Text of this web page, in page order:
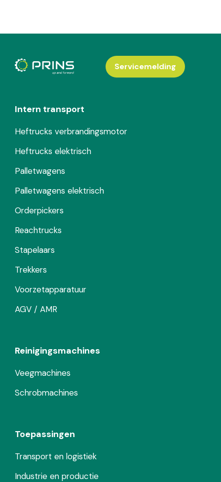
Intern transport
Heftrucks verbrandingsmotor
Heftrucks elektrisch
Palletwagens
Palletwagens elektrisch
Orderpickers
Reachtrucks
Stapelaars
Trekkers
Voorzetapparatuur
AGV / AMR
Reinigingsmachines
Veegmachines
Schrobmachines
Toepassingen
Transport en logistiek
Industrie en productie
Servicemelding